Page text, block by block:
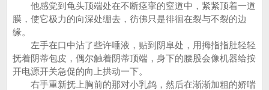
他感觉到龟头顶端处在不断痉挛的窒道中，紧紧顶着一道
膜，使它极力的向深处绷去，彷佛只是徘徊在裂与不裂的边
缘。
左手在口中沾了些许唾液，贴到阴阜处，用拇指指肚轻轻
抚着阴蒂包皮，偶尔触着阴蒂顶端，身下的腰股会像机器给按
开电源开关急促的向上拱动一下。
右手重新抚上胸前的那对小乳鸽，然后在渐渐加粗的娇喘